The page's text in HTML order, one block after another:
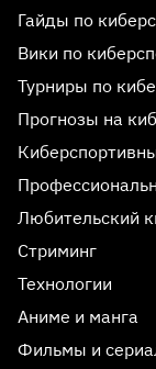
Гайды по
Вики по
Турниры по
Прогнозы на
Любительский
Стриминг
Технологии
Аниме и манга
Фильмы и